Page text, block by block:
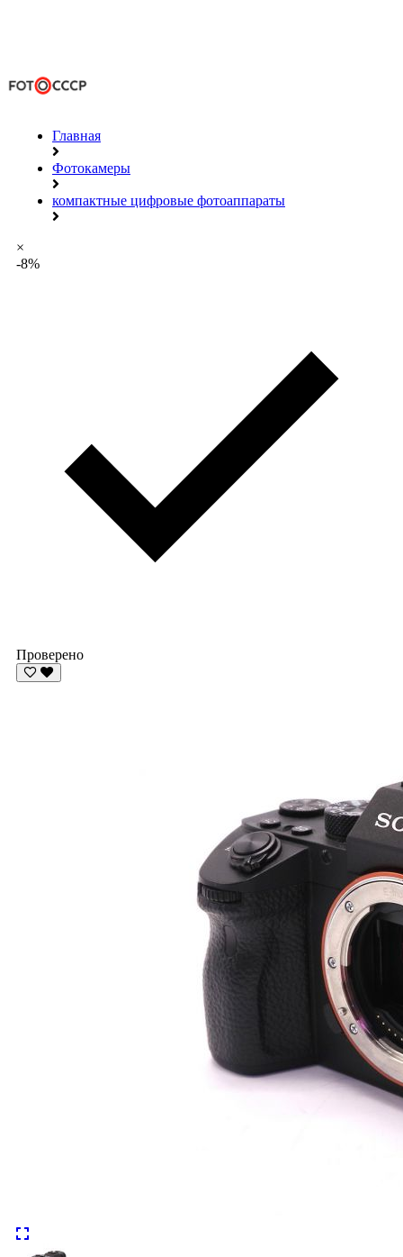
Главная
Фотокамеры
компактные цифровые фотоаппараты
×
-8%
Проверено